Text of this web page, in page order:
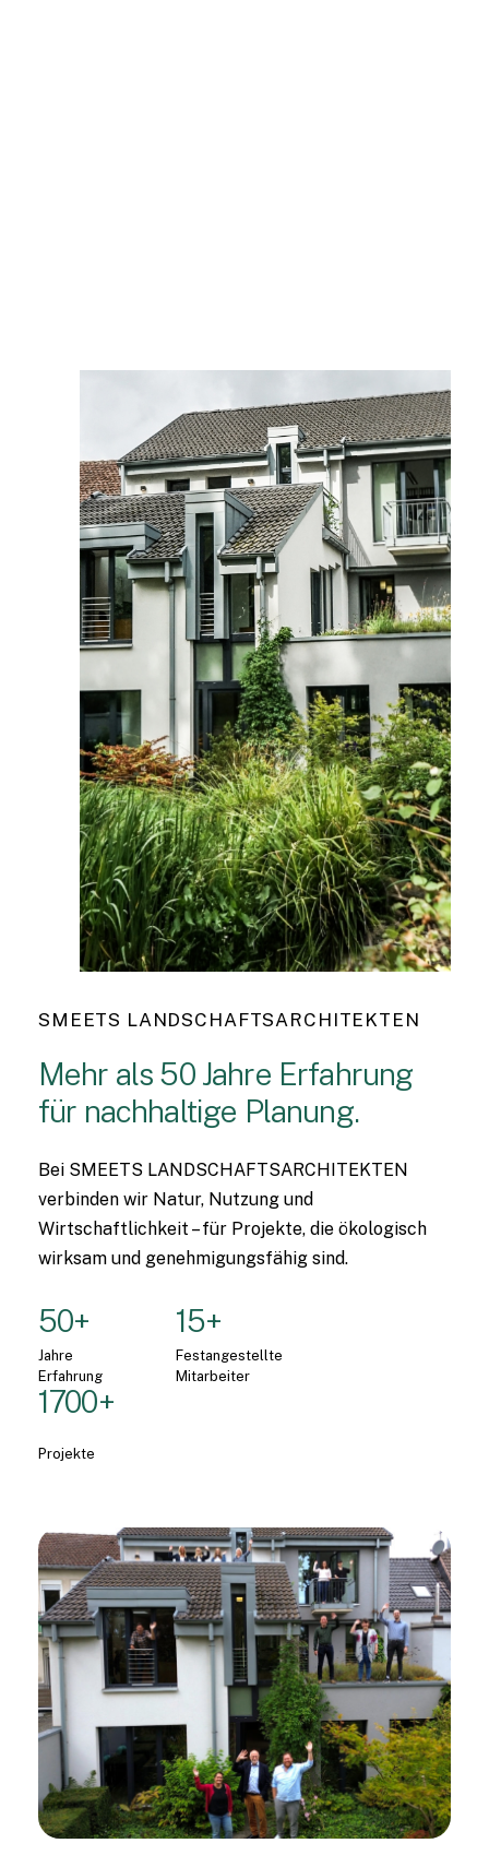
SMEETS LANDSCHAFTSARCHITEKTEN
Mehr als 50 Jahre Erfahrung
für nachhaltige Planung.
Bei SMEETS LANDSCHAFTSARCHITEKTEN
verbinden wir Natur, Nutzung und
Wirtschaftlichkeit – für Projekte, die ökologisch
wirksam und genehmigungsfähig sind.
50+
Jahre
Erfahrung
15+
Festangestellte
Mitarbeiter
1700+
Projekte